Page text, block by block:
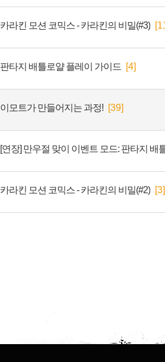
카라킨 모션 코믹스 - 카라킨의 비밀(#3)
판타지 배틀로얄 플레이 가이드 [4]
이모트가 만들어지는 과정! [39]
[연장] 만우절 맞이 이벤트 모드: 판타지 배
카라킨 모션 코믹스 - 카라킨의 비밀(#2) [3]